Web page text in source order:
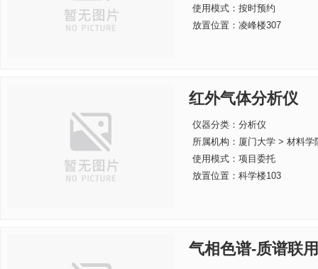
使用模式：按时预约
放置位置：凌峰楼307
红外气体分析仪
仪器分类：分析仪
所属机构： 厦门大学 > 材料学
使用模式：项目委托
放置位置：科学楼103
气相色谱-质谱联